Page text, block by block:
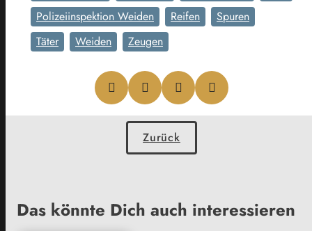
Polizeiinspektion Weiden
Reifen
Spuren
Täter
Weiden Zeugen
Zurück
Das könnte Dich auch interessieren